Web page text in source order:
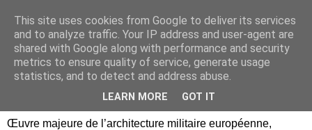
Briançon, Mont-Dauphin,
Vauban Unesco Hautes-
Œuvre majeure de l’architecture militaire européenne,
This site uses cookies from Google to deliver its services
and to analyze traffic. Your IP address and user-agent are
shared with Google along with performance and security
metrics to ensure quality of service, generate usage
statistics, and to detect and address abuse.
LEARN MORE GOT IT